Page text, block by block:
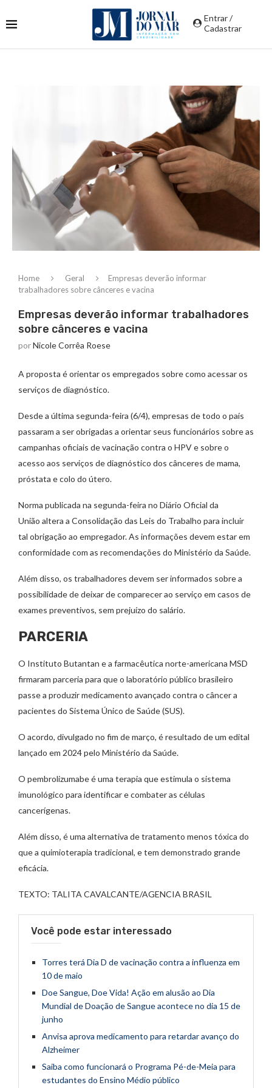
Entrar /
Cadastrar
Home Geral
Empresas deverão informar
trabalhadores sobre cânceres e vacina
Empresas deverão informar trabalhadores
sobre cânceres e vacina
porNicole Corrêa Roese
A proposta é orientar os empregados sobre como acessar os
serviços de diagnóstico.
Desde a última segunda-feira (6/4), empresas de todo o país
passaram a ser obrigadas a orientar seus funcionários sobre as
campanhas oficiais de vacinação contra o HPV e sobre o
acesso aos serviços de diagnóstico dos cânceres de mama,
próstata e colo do útero.
Norma publicada na segunda-feira no Diário Oficial da
União altera a Consolidação das Leis do Trabalho para incluir
tal obrigação ao empregador. As informações devem estar em
conformidade com as recomendações do Ministério da Saúde.
Além disso, os trabalhadores devem ser informados sobre a
possibilidade de deixar de comparecer ao serviço em casos de
exames preventivos, sem prejuízo do salário.
PARCERIA
O Instituto Butantan e a farmacêutica norte-americana MSD
firmaram parceria para que o laboratório público brasileiro
passe a produzir medicamento avançado contra o câncer a
pacientes do Sistema Único de Saúde (SUS).
O acordo, divulgado no fim de março, é resultado de um edital
lançado em 2024 pelo Ministério da Saúde.
O pembrolizumabe é uma terapia que estimula o sistema
imunológico para identificar e combater as células
cancerígenas.
Além disso, é uma alternativa de tratamento menos tóxica do
que a quimioterapia tradicional, e tem demonstrado grande
eficácia.
TEXTO: TALITA CAVALCANTE/AGENCIA BRASIL
Você pode estar interessado
Torres terá Dia D de vacinação contra a influenza em
10 de maio
Doe Sangue, Doe Vida! Ação em alusão ao Dia
Mundial de Doação de Sangue acontece no dia 15 de
junho
Anvisa aprova medicamento para retardar avanço do
Alzheimer
Saiba como funcionará o Programa Pé-de-Meia para
estudantes do Ensino Médio público